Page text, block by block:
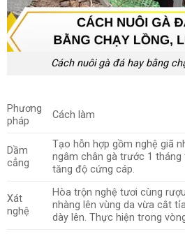
Cách nuôi gà đá hay bằng
Phương
pháp
Cách làm
Dầm
cẳng
Tạo hỗn hợp gồm nghệ giã
ngâm chân gà trước 1
tăng độ cứng cáp.
Xát
nghệ
Hòa trộn nghệ tươi cùng
nhàng lên vùng da vừa cắt
dày lên. Thực hiện trong